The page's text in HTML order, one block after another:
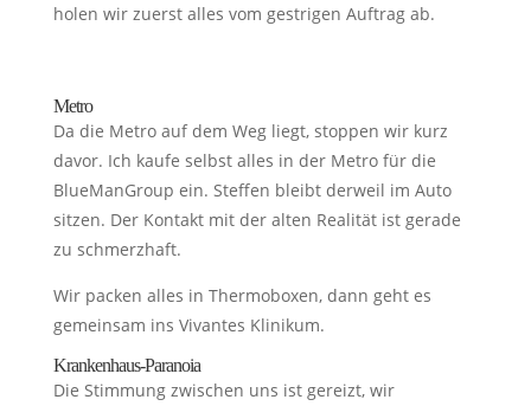
holen wir zuerst alles vom gestrigen Auftrag ab.
Metro
Da die Metro auf dem Weg liegt, stoppen wir kurz
davor. Ich kaufe selbst alles in der Metro für die
BlueManGroup ein. Steffen bleibt derweil im Auto
sitzen. Der Kontakt mit der alten Realität ist gerade
zu schmerzhaft.
Wir packen alles in Thermoboxen, dann geht es
gemeinsam ins Vivantes Klinikum.
Krankenhaus-Paranoia
Die Stimmung zwischen uns ist gereizt, wir